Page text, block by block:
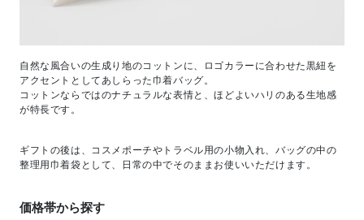
自然な風合いの生成り地のコットンに、ロゴカラーに合わせた黒紐を
アクセントとしてあしらった巾着バッグ。
コットンならではのナチュラルな表情と、ほどよいハリのある生地感
が特長です。
ギフトの後は、コスメポーチやトラベル用の小物入れ、バッグの中の
整理用巾着袋として、日常の中でそのままお使いいただけます。
価格帯から探す